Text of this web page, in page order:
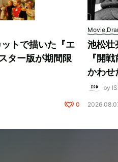
トで描いた『エ
ター版が期間限
0
池松壮
『開
かわせ
by